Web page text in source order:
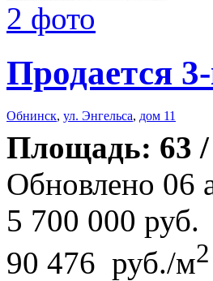
2 фото
Продается
Обнинск, ул. Энгельса, дом 11
Площадь: 63 /
Обновлено 06
5 700 000 руб.
90 476 руб./м2